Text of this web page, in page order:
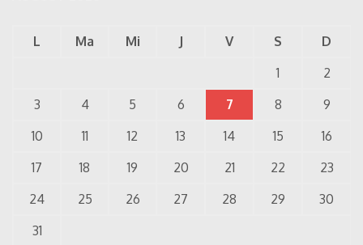
L Ma Mi J V S
D
1
2
3
4 5 6 7 8
9
10
11 12 13 14 15
16
17
18 19 20 21 22
23
24
25 26 27 28 29
30
31